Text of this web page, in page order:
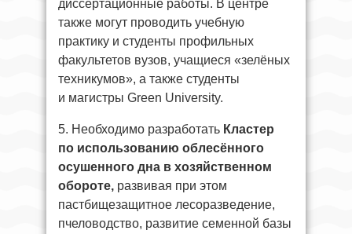
диссертационные работы. В центре
также могут проводить учебную
практику и студенты профильных
факультетов вузов, учащиеся «зелёных
техникумов», а также студенты
и магистры Green University.
5. Необходимо разработать Кластер
по использованию облесённого
осушенного дна в хозяйственном
обороте, развивая при этом
пастбищезащитное лесоразведение,
пчеловодство, развитие семенной базы